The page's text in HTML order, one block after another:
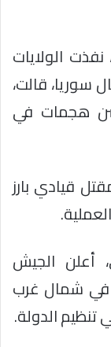
الولايات
سوريا، قالت،
هجمات في
قيادي بارز
أعلن الجيش
في شمال غرب
الدولة.